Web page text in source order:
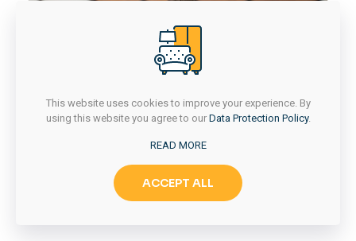
This website uses cookies to improve your experience. By
using this website you agree to our Data Protection Policy.
READ MORE
ACCEPT ALL